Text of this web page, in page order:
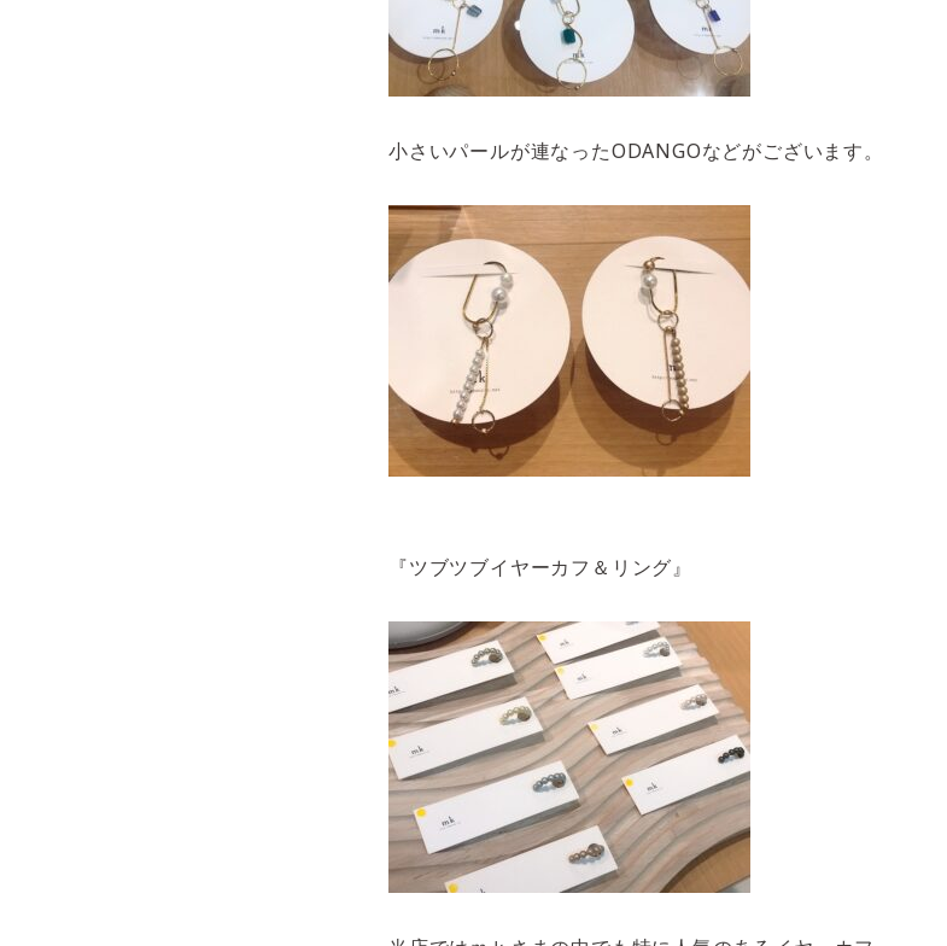
小さいパールが連なったODANGOなどがございます。
『ツブツブイヤーカフ＆リング』